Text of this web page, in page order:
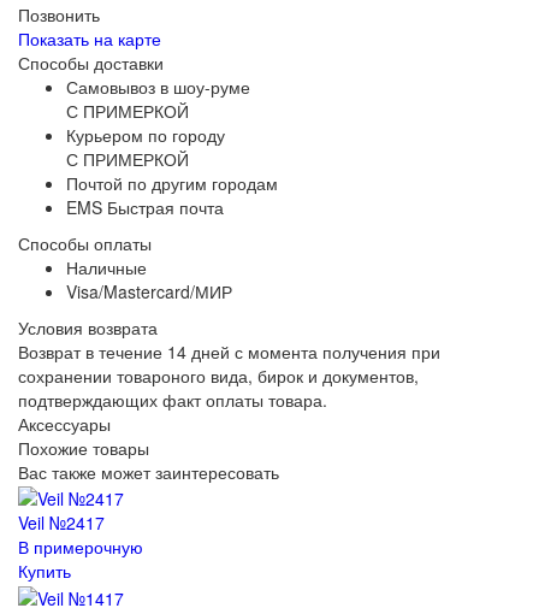
Позвонить
Показать на карте
Способы доставки
Самовывоз в шоу-руме
С ПРИМЕРКОЙ
Курьером по городу
С ПРИМЕРКОЙ
Почтой по другим городам
EMS Быстрая почта
Способы оплаты
Наличные
Visa/Mastercard/МИР
Условия возврата
Возврат в течение 14 дней с момента получения при
сохранении товароного вида, бирок и документов,
подтверждающих факт оплаты товара.
Аксессуары
Похожие товары
Вас также может заинтересовать
Veil №2417
В примерочную
Купить